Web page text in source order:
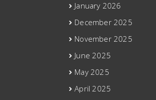
January 2026
December 2025
November 2025
June 2025
May 2025
April 2025